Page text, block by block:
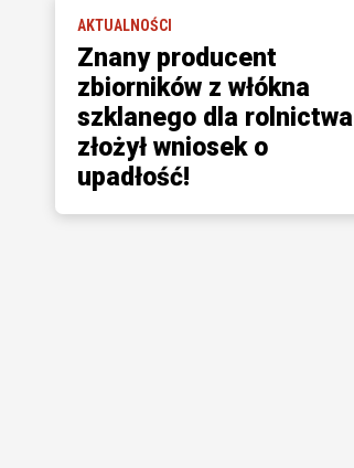
AKTUALNOŚCI
Znany producent
zbiorników z włókna
szklanego dla rolnictwa
złożył wniosek o
upadłość!